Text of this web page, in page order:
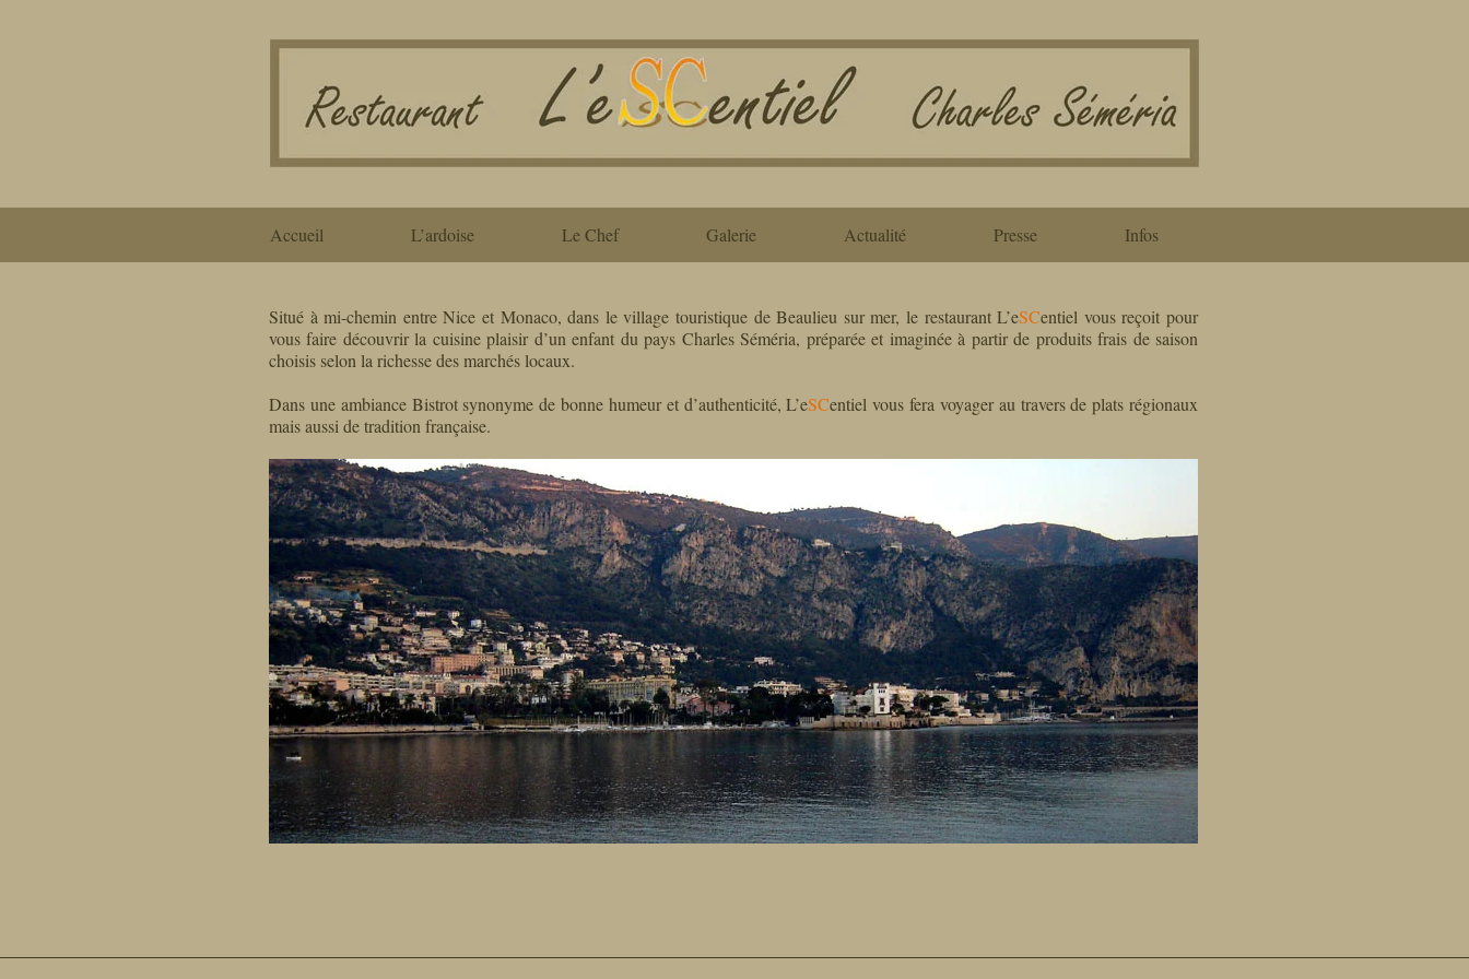
Accueil L’ardoise Le Chef Galerie Actualité Presse Infos
Situé à mi-chemin entre Nice et Monaco, dans le village touristique de Beaulieu sur mer, le restaurant L’eSCentiel vous reçoit pour
vous faire découvrir la cuisine plaisir d’un enfant du pays Charles Séméria, préparée et imaginée à partir de produits frais de saison
choisis selon la richesse des marchés locaux.
Dans une ambiance Bistrot synonyme de bonne humeur et d’authenticité, L’eSCentiel vous fera voyager au travers de plats régionaux
mais aussi de tradition française.